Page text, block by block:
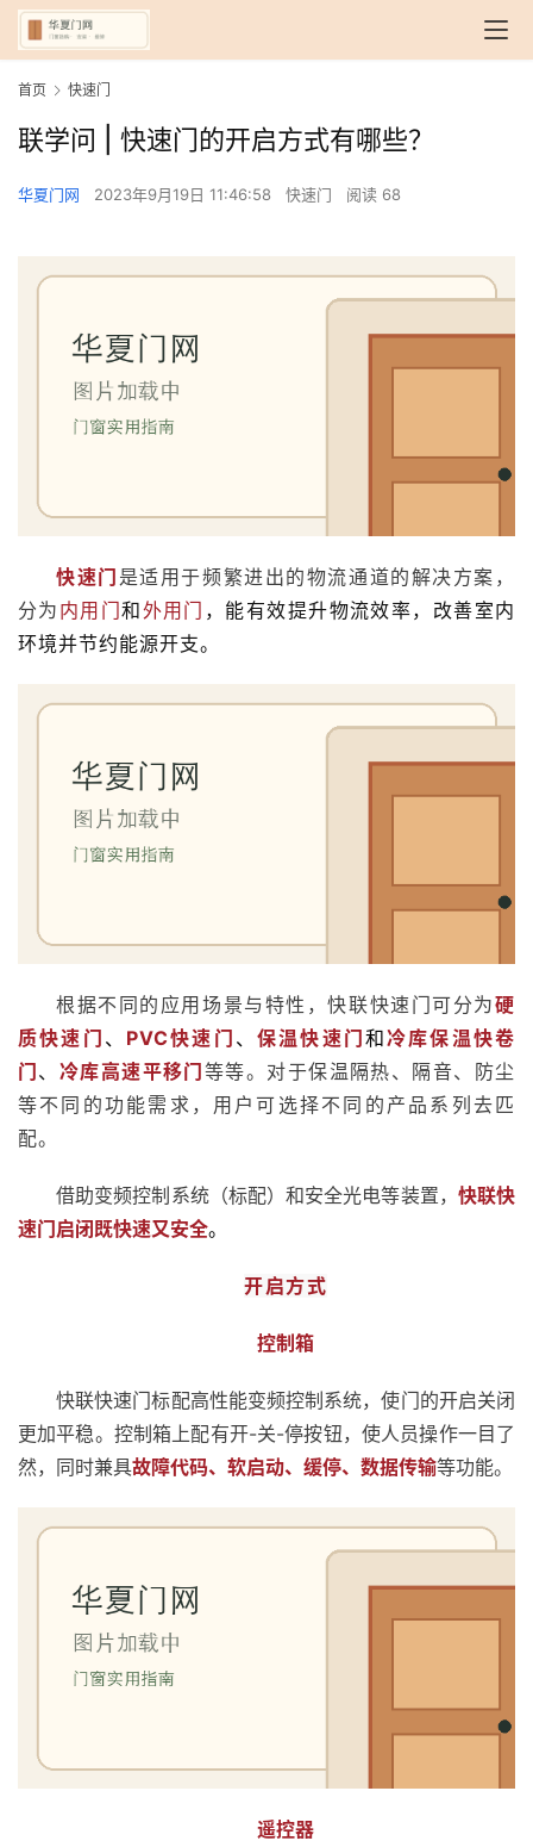
首页 快速门
联学问 | 快速门的开启方式有哪些？
华夏门网 2023年9月19日 11:46:58 快速门 阅读 68
快速门 是适用于频繁进出的物流通道的解决方案，
分为 内用门和外用门 ，能有效提升物流效率，改善室内
环境并节约能源开支。
根据不同的应用场景与特性，快联快速门可分为硬
质快速门 、 PVC快速门 、 保温快速门 和冷库保温快卷
门 、 冷库高速平移门 等等。对于保温隔热、隔音、防尘
等不同的功能需求，用户可选择不同的产品系列去匹
配。
借助变频控制系统（标配）和安全光电等装置， 快联快
速门启闭既快速又安全。
开启方式
控制箱
快联快速门标配高性能变频控制系统，使门的开启关闭
更加平稳。控制箱上配有开-关-停按钮，使人员操作一目了
然，同时兼具故障代码、软启动、缓停、数据传输等功能。
遥控器